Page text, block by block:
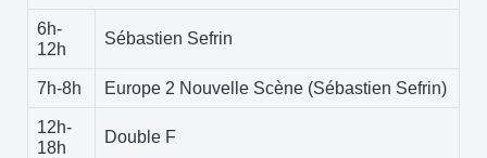
6h-
12h
Sébastien Sefrin
7h-8h Europe 2 Nouvelle Scène (Sébastien Sefrin)
12h-
18h
Double F